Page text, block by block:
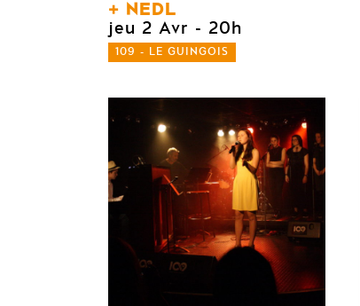
NEDL
jeu 2 Avr - 20h
109 - LE GUINGOIS